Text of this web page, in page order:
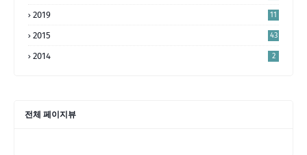
2019 11
2015 43
2014 2
전체 페이지뷰